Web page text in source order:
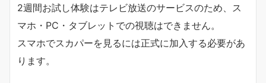
2週間お試し体験はテレビ放送のサービスのため、ス
マホ・PC・タブレットでの視聴はできません。
スマホでスカパーを見るには正式に加入する必要があ
ります。